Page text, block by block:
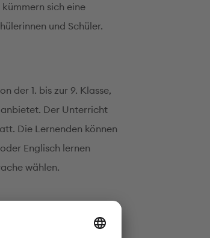
sich eine
und Schüler.
der 1. bis zur 9. Klasse,
Der Unterricht
Die Lernenden können
Englisch lernen
wählen.
Schülerinnen und